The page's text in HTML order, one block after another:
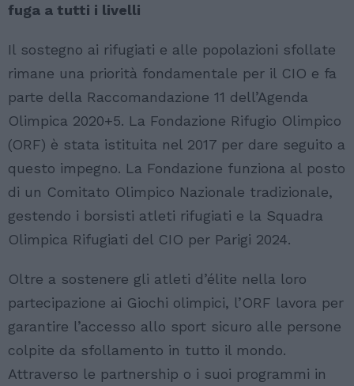
fuga a tutti i livelli
Il sostegno ai rifugiati e alle popolazioni sfollate
rimane una priorità fondamentale per il CIO e fa
parte della Raccomandazione 11 dell’Agenda
Olimpica 2020+5. La Fondazione Rifugio Olimpico
(ORF) è stata istituita nel 2017 per dare seguito a
questo impegno. La Fondazione funziona al posto
di un Comitato Olimpico Nazionale tradizionale,
gestendo i borsisti atleti rifugiati e la Squadra
Olimpica Rifugiati del CIO per Parigi 2024.
Oltre a sostenere gli atleti d’élite nella loro
partecipazione ai Giochi olimpici, l’ORF lavora per
garantire l’accesso allo sport sicuro alle persone
colpite da sfollamento in tutto il mondo.
Attraverso le partnership o i suoi programmi in